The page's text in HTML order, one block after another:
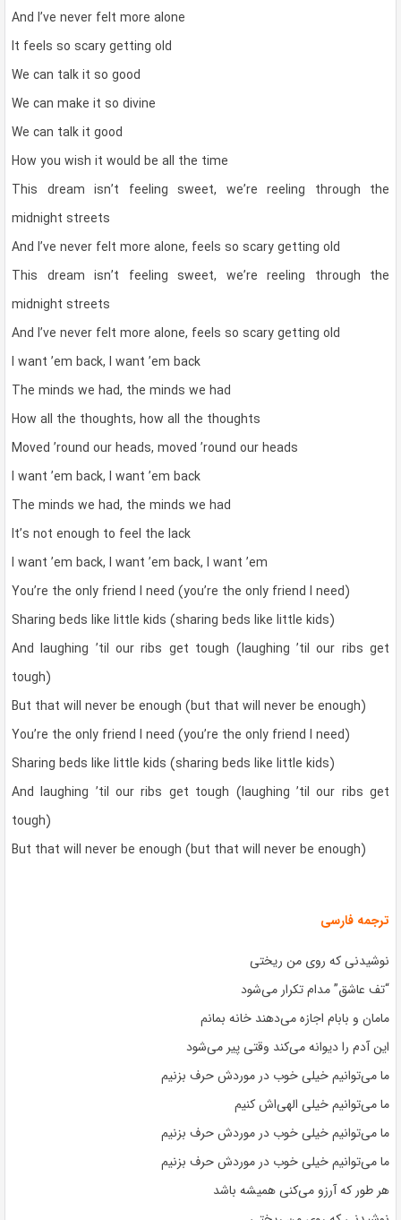
And I’ve never felt more alone
It feels so scary getting old
We can talk it so good
We can make it so divine
We can talk it good
How you wish it would be all the time
This dream isn’t feeling sweet, we’re reeling through the
midnight streets
And I’ve never felt more alone, feels so scary getting old
This dream isn’t feeling sweet, we’re reeling through the
midnight streets
And I’ve never felt more alone, feels so scary getting old
I want ’em back, I want ’em back
The minds we had, the minds we had
How all the thoughts, how all the thoughts
Moved ’round our heads, moved ’round our heads
I want ’em back, I want ’em back
The minds we had, the minds we had
It’s not enough to feel the lack
I want ’em back, I want ’em back, I want ’em
You’re the only friend I need (you’re the only friend I need)
Sharing beds like little kids (sharing beds like little kids)
And laughing ’til our ribs get tough (laughing ’til our ribs get
tough)
But that will never be enough (but that will never be enough)
You’re the only friend I need (you’re the only friend I need)
Sharing beds like little kids (sharing beds like little kids)
And laughing ’til our ribs get tough (laughing ’til our ribs get
tough)
But that will never be enough (but that will never be enough)
ترجمه فارسی
نوشیدنی که روی من ریختی
“تف عاشق” مدام تکرار می‌شود
مامان و بابام اجازه می‌دهند خانه بمانم
این آدم را دیوانه می‌کند وقتی پیر می‌شود
ما می‌توانیم خیلی خوب در موردش حرف بزنیم
ما می‌توانیم خیلی الهی‌اش کنیم
ما می‌توانیم خیلی خوب در موردش حرف بزنیم
ما می‌توانیم خیلی خوب در موردش حرف بزنیم
هر طور که آرزو می‌کنی همیشه باشد